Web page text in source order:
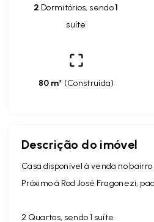
2 Dormitórios, sendo1
suíte
80 m² (Construída)
Descrição do imóvel
Casa disponível à venda no
Próximo á Rod José Fragonezi,
2 Quartos, sendo 1 suíte